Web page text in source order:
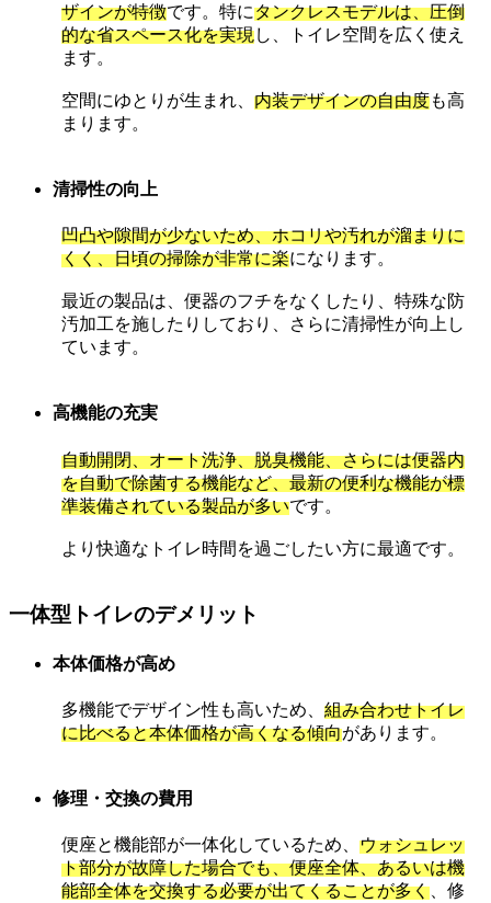
ザインが特徴です。特にタンクレスモデルは、圧倒
的な省スペース化を実現し、トイレ空間を広く使え
ます。
空間にゆとりが生まれ、 内装デザインの自由度も高
まります。
清掃性の向上
凹凸や隙間が少ないため、ホコリや汚れが溜まりに
くく、日頃の掃除が非常に楽になります。
最近の製品は、便器のフチをなくしたり、特殊な防
汚加工を施したりしており、さらに清掃性が向上し
ています。
高機能の充実
自動開閉、オート洗浄、脱臭機能、さらには便器内
を自動で除菌する機能など、最新の便利な機能が標
準装備されている製品が多いです。
より快適なトイレ時間を過ごしたい方に最適です。
一体型トイレのデメリット
本体価格が高め
多機能でデザイン性も高いため、 組み合わせトイレ
に比べると本体価格が高くなる傾向があります。
修理・交換の費用
便座と機能部が一体化しているため、 ウォシュレッ
ト部分が故障した場合でも、便座全体、あるいは機
能部全体を交換する必要が出てくることが多く、修